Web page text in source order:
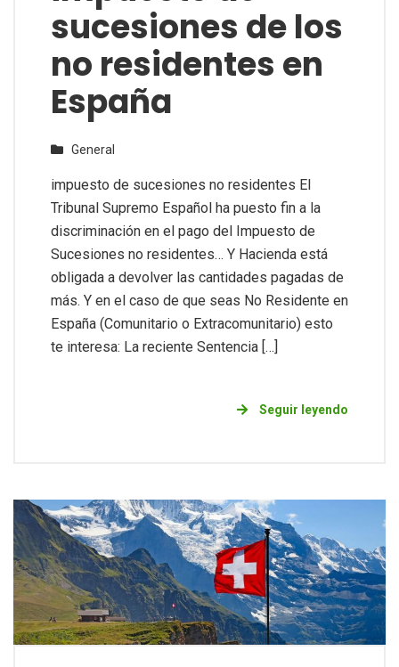
sucesiones de los
no residentes en
España
General
impuesto de sucesiones no residentes El
Tribunal Supremo Español ha puesto fin a la
discriminación en el pago del Impuesto de
Sucesiones no residentes… Y Hacienda está
obligada a devolver las cantidades pagadas de
más. Y en el caso de que seas No Residente en
España (Comunitario o Extracomunitario) esto
te interesa: La reciente Sentencia […]
Seguir leyendo